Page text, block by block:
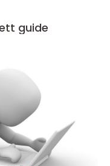
guide